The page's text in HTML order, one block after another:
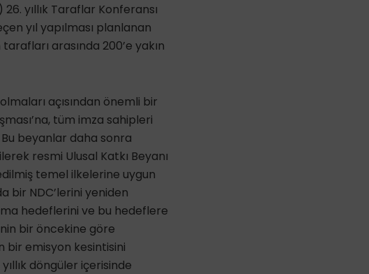
yıllık Taraflar Konferansı
yıl yapılması planlanan
arasında 200’e yakın
açısından önemli bir
tüm imza sahipleri
Bu beyanlar daha sonra
resmi Ulusal Katkı Beyanı
temel ilkelerine uygun
bir NDC’lerini yeniden
hedeflerini ve bu hedeflere
bir öncekine göre
bir emisyon kesintisini
döngüler içerisinde